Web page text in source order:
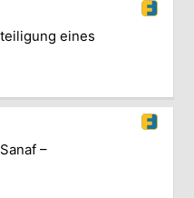
eines
–